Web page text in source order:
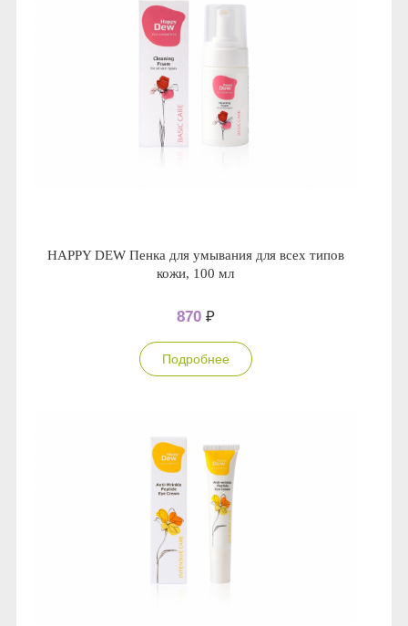
HAPPY DEW Пенка для умывания для всех типов
кожи, 100 мл
870 ₽
Подробнее